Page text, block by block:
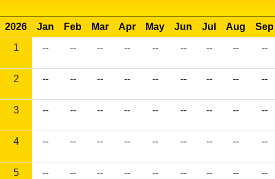
2026 Jan Feb Mar Apr May Jun Jul Aug
Sep
1
-- -- -- -- -- -- -- -- --
2 -- -- -- -- -- -- -- -- --
3 -- -- -- -- -- -- -- -- --
4 -- -- -- -- -- -- -- -- --
5 -- -- -- -- -- -- -- -- --